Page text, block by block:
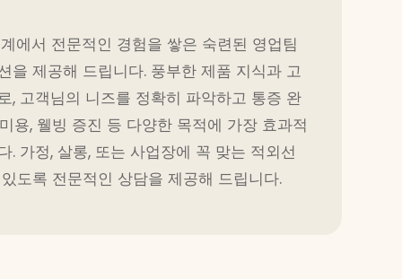
에서 전문적인 경험을 쌓은 숙련된 영업팀
을 제공해 드립니다. 풍부한 제품 지식과 고
, 고객님의 니즈를 정확히 파악하고 통증 완
용, 웰빙 증진 등 다양한 목적에 가장 효과적
. 가정, 살롱, 또는 사업장에 꼭 맞는 적외선
도록 전문적인 상담을 제공해 드립니다.